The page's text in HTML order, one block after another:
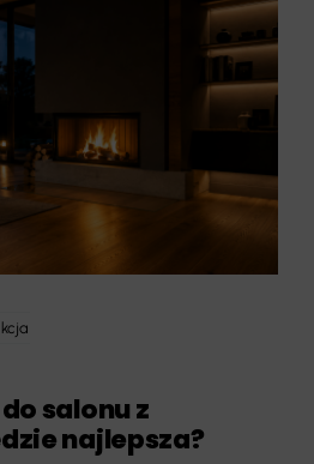
salonu z
najlepsza?